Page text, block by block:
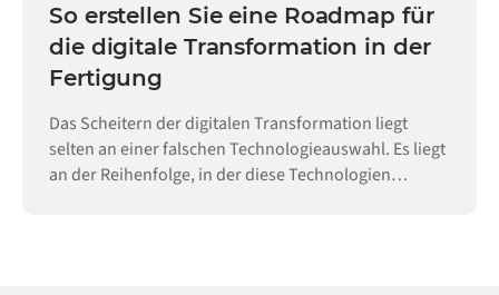
So erstellen Sie eine Roadmap für
die digitale Transformation in der
Fertigung
Das Scheitern der digitalen Transformation liegt
selten an einer falschen Technologieauswahl. Es liegt
an der Reihenfolge, in der diese Technologien